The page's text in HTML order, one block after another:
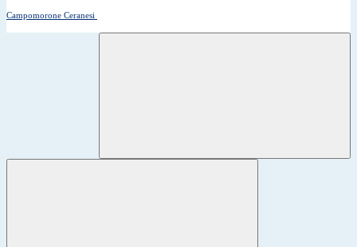
Campomorone Ceranesi